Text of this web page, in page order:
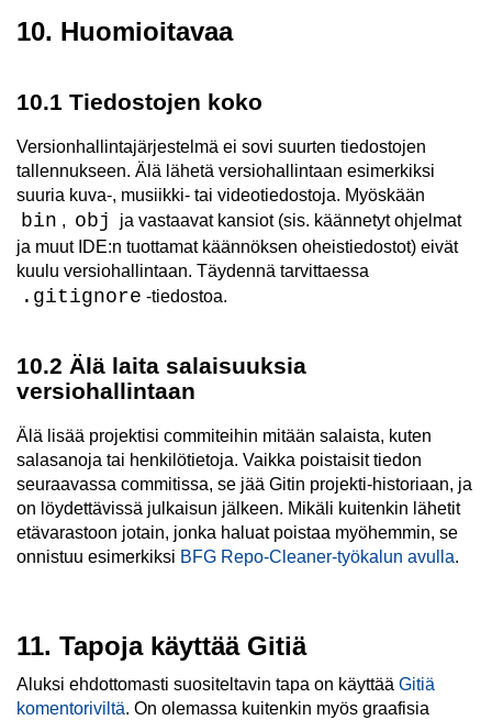
10. Huomioitavaa
10.1 Tiedostojen koko
Versionhallintajärjestelmä ei sovi suurten tiedostojen
tallennukseen. Älä lähetä versiohallintaan esimerkiksi
suuria kuva-, musiikki- tai videotiedostoja. Myöskään
bin , obj
ja vastaavat kansiot (sis. käännetyt ohjelmat
ja muut IDE:n tuottamat käännöksen oheistiedostot) eivät
kuulu versiohallintaan. Täydennä tarvittaessa
.gitignore -tiedostoa.
10.2 Älä laita salaisuuksia
versiohallintaan
Älä lisää projektisi commiteihin mitään salaista, kuten
salasanoja tai henkilötietoja. Vaikka poistaisit tiedon
seuraavassa commitissa, se jää Gitin projekti-historiaan, ja
on löydettävissä julkaisun jälkeen. Mikäli kuitenkin lähetit
etävarastoon jotain, jonka haluat poistaa myöhemmin, se
onnistuu esimerkiksi BFG Repo-Cleaner-työkalun avulla.
11. Tapoja käyttää Gitiä
Aluksi ehdottomasti suositeltavin tapa on käyttää Gitiä
komentoriviltä. On olemassa kuitenkin myös graafisia